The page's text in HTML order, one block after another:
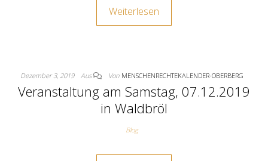
Weiterlesen
Dezember 3, 2019 Aus Von MENSCHENRECHTEKALENDER-OBERBERG
Veranstaltung am Samstag, 07.12.2019
in Waldbröl
Blog